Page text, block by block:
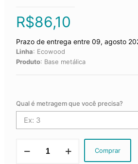
R$86,10
Prazo de entrega entre 09, agosto
Linha: Ecowood
Produto: Base metálica
Qual é metragem que você precisa?
Metálica
Comprar